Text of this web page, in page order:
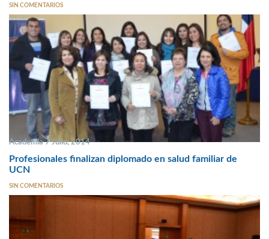
SIN COMENTARIOS
Academia 7 Julio, 2014
Profesionales finalizan diplomado en salud familiar de
UCN
SIN COMENTARIOS